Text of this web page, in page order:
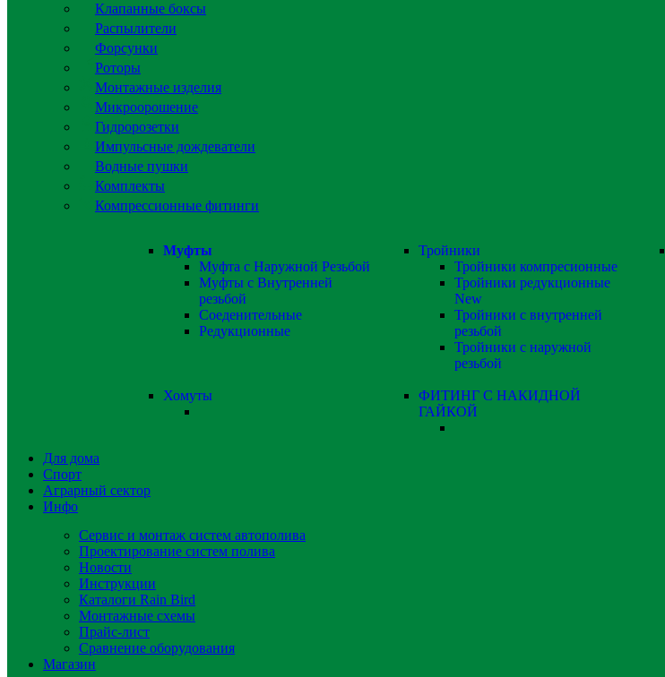
Клапанные боксы
Распылители
Форсунки
Роторы
Монтажные изделия
Микроорошение
Гидророзетки
Импульсные дождеватели
Водные пушки
Комплекты
Компрессионные фитинги
Муфты
Муфта с Наружной Резьбой
Муфты с Внутренней
резьбой
Соеденительные
Редукционные
Тройники
Тройники компресионные
Тройники редукционные
New
Тройники с внутренней
резьбой
Тройники с наружной
резьбой
Хомуты
ФИТИНГ С НАКИДНОЙ
ГАЙКОЙ
Для дома
Спорт
Аграрный сектор
Инфо
Сервис и монтаж систем автополива
Проектирование систем полива
Новости
Инструкции
Каталоги Rain Bird
Монтажные схемы
Прайс-лист
Сравнение оборудования
Магазин